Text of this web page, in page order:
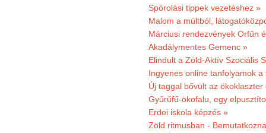
Spórolási tippek vezetéshez »
Malom a múltból,
Márciusi rendezvények Orfűn
Akadálymentes Gemenc »
Elindult a Zöld-Aktív Szociális
Ingyenes online tanfolyamok
Új taggal bővült az ökoklaszter
Gyűrűfű-ökofalu, egy
Erdei iskola képzés »
Zöld ritmusban -